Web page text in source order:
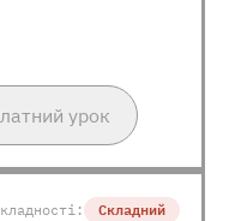
урок
Складний